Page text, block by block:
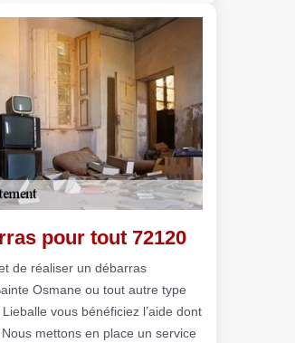
pour tout 72120
de réaliser un débarras
Osmane ou tout autre type
vous bénéficiez l’aide dont
mettons en place un service